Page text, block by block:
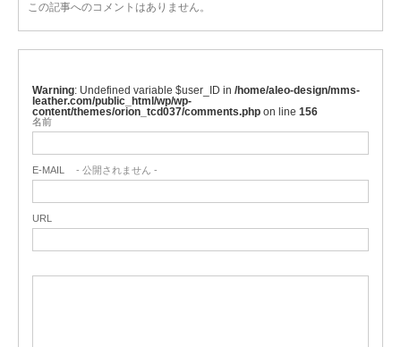
この記事へのコメントはありません。
Warning : Undefined variable $user_ID in /home/aleo-design/mms-
leather.com/public_html/wp/wp-
content/themes/orion_tcd037/comments.php on line 156
名前
E-MAIL - 公開されません -
URL